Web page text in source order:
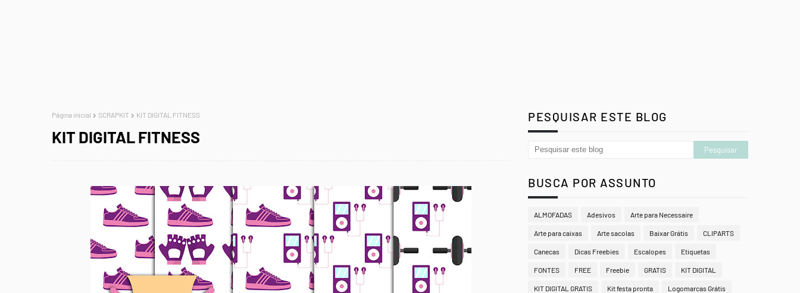
Página inicial SCRAPKIT KIT DIGITAL FITNESS
KIT DIGITAL FITNESS
PESQUISAR ESTE BLOG
BUSCA POR ASSUNTO
ALMOFADAS Adesivos Arte para Necessaire
Arte para caixas Arte sacolas Baixar Grátis CLIPARTS
Canecas Dicas Freebies Escalopes Etiquetas
FONTES FREE Freebie GRATIS KIT DIGITAL
KIT DIGITAL GRATIS Kit festa pronta Logomarcas Grátis